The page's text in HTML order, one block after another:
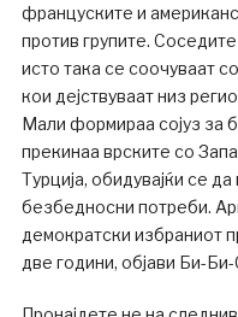
француските и
против групите.
исто така се соочуваат
кои дејствуваат низ
Мали формираа сојуз за
прекинаа врските со
Турција, обидувајќи се
безбедносни потреби.
демократски избраниот
две години, објави Би-